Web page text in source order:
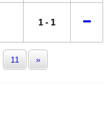
1 - 1
11 »